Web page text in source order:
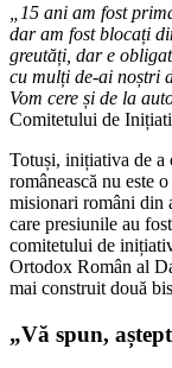
„15 ani am fost
dar am fost blocați
greutăți, dar e
cu mulți de-ai noștri
Vom cere și de la
Comitetului de
Totuși, inițiativa de a
românească nu este
misionari români din
care presiunile au
comitetului de
Ortodox Român al
mai construit două
„Vă spun,